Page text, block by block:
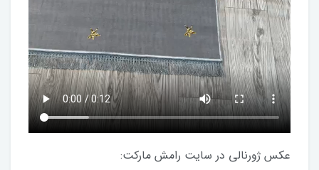
عکس ژورنالی در سایت رامش مارکت: